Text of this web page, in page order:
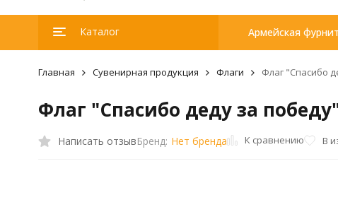
Каталог Армейская
Главная Сувенирная продукция Флаги Флаг "Cпасибо
Флаг "Cпасибо деду за
Написать отзывБренд: Нет бренда К сравнению В